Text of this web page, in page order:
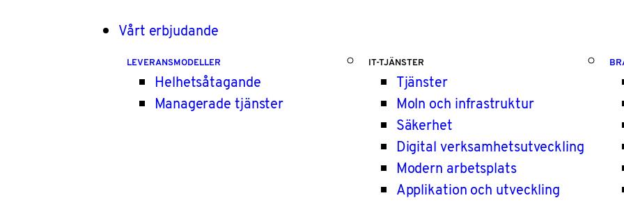
Vårt erbjudande
LEVERANSMODELLER
Helhetsåtagande
Managerade tjänster
IT-TJÄNSTER
Tjänster
Moln och infrastruktur
Säkerhet
Digital verksamhetsutveckling
Modern arbetsplats
Applikation och utveckling